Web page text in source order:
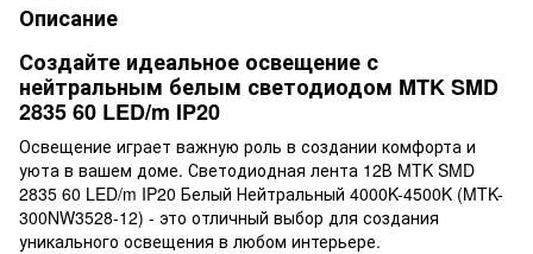
Описание
Создайте идеальное освещение с
нейтральным белым светодиодом MTK SMD
2835 60 LED/m IP20
Освещение играет важную роль в создании комфорта и
уюта в вашем доме. Светодиодная лента 12В MTK SMD
2835 60 LED/m IP20 Белый Нейтральный 4000K-4500K (MTK-
300NW3528-12) - это отличный выбор для создания
уникального освещения в любом интерьере.